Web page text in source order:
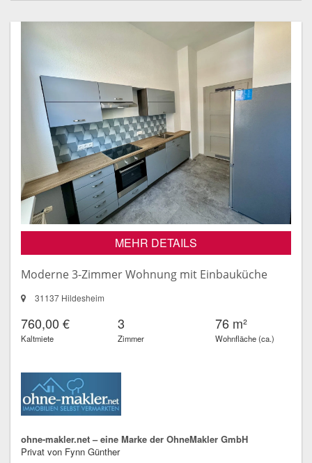
MEHR DETAILS
Moderne 3-Zimmer Wohnung mit Einbauküche
31137 Hildesheim
760,00 €
Kaltmiete
3
Zimmer
76 m²
Wohnfläche (ca.)
ohne-makler.net – eine Marke der OhneMakler GmbH
Privat von Fynn Günther